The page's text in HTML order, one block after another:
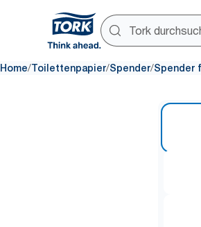
Home/Toilettenpapier/Spender/Spender